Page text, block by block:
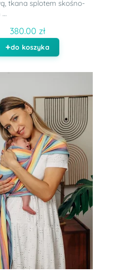
tkana splotem skośno-
380.00 zł
do koszyka